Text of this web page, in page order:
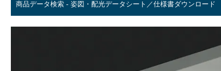
商品データ検索 - 姿図・配光データシート／仕様書ダウンロード